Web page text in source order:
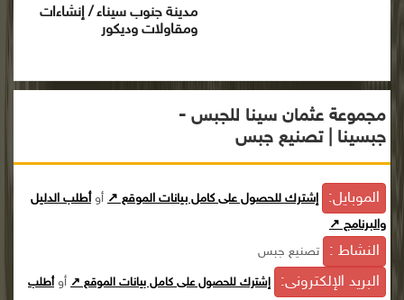
مدينة جنوب سيناء / إنشاءات
ومقاولات وديكور
مجموعة عثمان سينا للجبس -
جبسينا | تصنيع جبس
الموبايل: إشترك للحصول على كامل بيانات الموقع ↗ أوأطلب الدليل
والبرنامج ↗
النشاط : تصنيع جبس
البريد الإلكترونى: إشترك للحصول على كامل بيانات الموقع ↗ أوأطلب